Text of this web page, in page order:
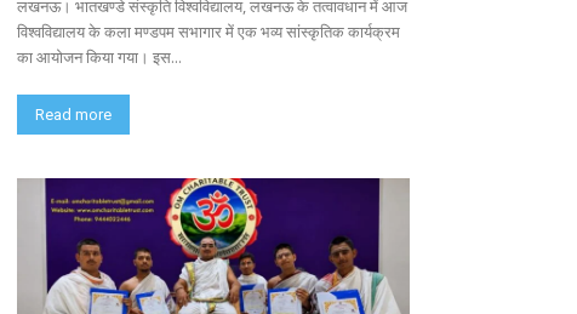
लखनऊ। भातखण्डे संस्कृति विश्वविद्यालय, लखनऊ के तत्वावधान में आज
विश्वविद्यालय के कला मण्डपम सभागार में एक भव्य सांस्कृतिक कार्यक्रम
का आयोजन किया गया। इस...
Read more